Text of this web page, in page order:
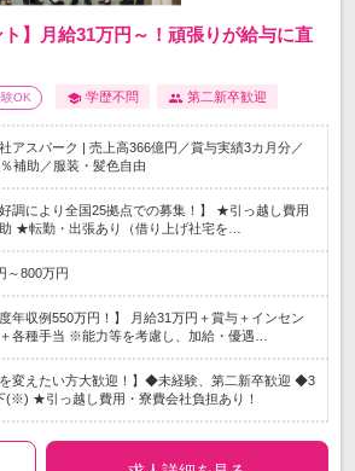
ト】月給31万円～！頑張りが給与に直
OK 学歴不問 第二新卒歓迎
アスパーク | 売上高366億円／賞与実績3カ月分／
補助／服装・髪色自由
好調により全国25拠点での募集！】 ★引っ越し費用
★転勤・出張あり（借り上げ社宅を…
～800万円
度年収例550万円！】 月給31万円＋賞与＋インセン
各種手当 ※能力等を考慮し、加給・優遇…
を変えたい方大歓迎！】◆未経験、第二新卒歓迎 ◆3
(※) ★引っ越し費用・寮費会社負担あり！